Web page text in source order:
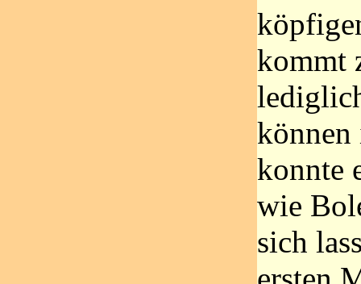
kommt
können
konnte
wie
sich